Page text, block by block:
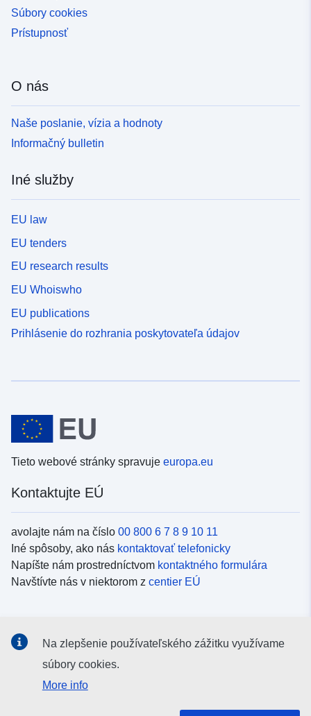
Súbory cookies
Prístupnosť
O nás
Naše poslanie, vízia a hodnoty
Informačný bulletin
Iné služby
EU law
EU tenders
EU research results
EU Whoiswho
EU publications
Prihlásenie do rozhrania poskytovateľa údajov
Tieto webové stránky spravuje europa.eu
Kontaktujte EÚ
avolajte nám na číslo 00 800 6 7 8 9 10 11
Iné spôsoby, ako nás kontaktovať telefonicky
Napíšte nám prostredníctvom kontaktného formulára
Navštívte nás v niektorom z centier EÚ
Kanály EÚ nasociálnych médiách
Na zlepšenie používateľského zážitku využívame
súbory cookies.
More info